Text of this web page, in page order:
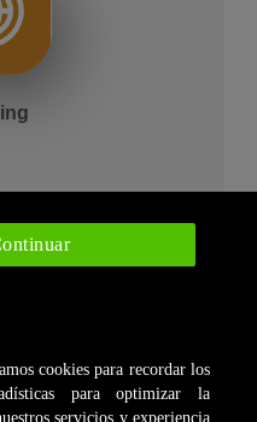
y condiciones
cookies para recordar los
para optimizar la
servicios y experiencia